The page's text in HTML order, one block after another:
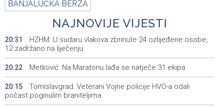
BANJALUČKA BERZA
NAJNOVIJE VIJESTI
20:31
HZHM: U sudaru vlakova zbrinute 24 ozlijeđene osobe,
12 zadržano na liječenju
20:22 Metković: Na Maratonu lađa se natječe 31 ekipa
20:15
Tomislavgrad: Veterani Vojne policije HVO-a odali
počast poginulim braniteljima